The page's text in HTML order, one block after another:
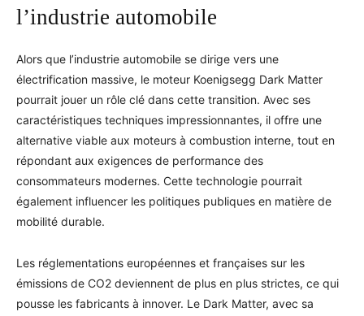
l’industrie automobile
Alors que l’industrie automobile se dirige vers une
électrification massive, le moteur Koenigsegg Dark Matter
pourrait jouer un rôle clé dans cette transition. Avec ses
caractéristiques techniques impressionnantes, il offre une
alternative viable aux moteurs à combustion interne, tout en
répondant aux exigences de performance des
consommateurs modernes. Cette technologie pourrait
également influencer les politiques publiques en matière de
mobilité durable.
Les réglementations européennes et françaises sur les
émissions de CO2 deviennent de plus en plus strictes, ce qui
pousse les fabricants à innover. Le Dark Matter, avec sa